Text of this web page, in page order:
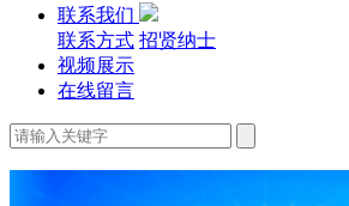
联系我们
联系方式 招贤纳士
视频展示
在线留言